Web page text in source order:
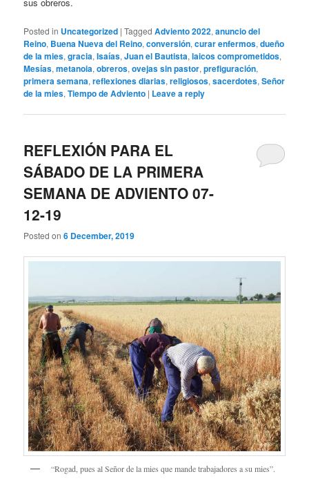
sus obreros.
Posted in Uncategorized |Tagged Adviento 2022,anuncio del
Reino, Buena Nueva del Reino,conversión,curar enfermos,dueño
de la mies,gracia,Isaías,Juan el Bautista,laicos comprometidos,
Mesías,metanoia,obreros,ovejas sin pastor,prefiguración,
primera semana,reflexiones diarias,religiosos,sacerdotes,Señor
de la mies,Tiempo de Adviento | Leave a reply
REFLEXIÓN PARA EL
SÁBADO DE LA PRIMERA
SEMANA DE ADVIENTO 07-
12-19
Posted on6 December, 2019
“Rogad, pues al Señor de la mies que mande trabajadores a su mies”.